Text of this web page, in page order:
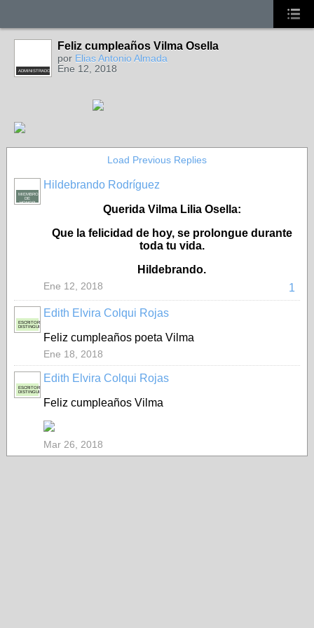
ADMINISTRADOR
Feliz cumpleaños Vilma Osella
por Elias Antonio Almada
Ene 12, 2018
Load Previous Replies
MIEMBRO
DE
HONOR
Hildebrando Rodríguez
Querida Vilma Lilia Osella:
Que la felicidad de hoy, se prolongue durante
toda tu vida.
Hildebrando.
1
Ene 12, 2018
ESCRITORA
DISTINGUIDA
Edith Elvira Colqui Rojas
Feliz cumpleaños poeta Vilma
Ene 18, 2018
ESCRITORA
DISTINGUIDA
Edith Elvira Colqui Rojas
Feliz cumpleaños Vilma
Mar 26, 2018